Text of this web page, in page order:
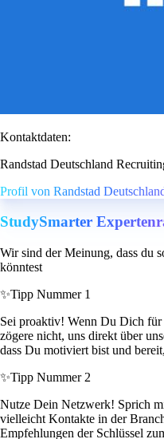
Kontaktdaten:
Randstad Deutschland
Profil von Randstad
StudySmarter
Wir sind der Meinung, dass du
könntest
✨Tipp Nummer 1
Sei proaktiv! Wenn Du Dich für
zögere nicht, uns direkt über
dass Du motiviert bist und
✨Tipp Nummer 2
Nutze Dein Netzwerk! Sprich
vielleicht Kontakte in der
Empfehlungen der Schlüssel